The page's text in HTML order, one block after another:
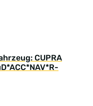
CUPRA